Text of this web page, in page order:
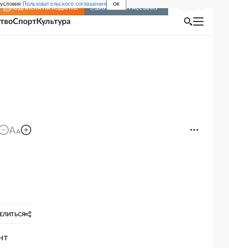
Пользовательского соглашения OK
ПОДПИСКА НА ИЗДАНИЕ ВКЛЮЧИТЬ РАССЫЛКУ
СпортКультура